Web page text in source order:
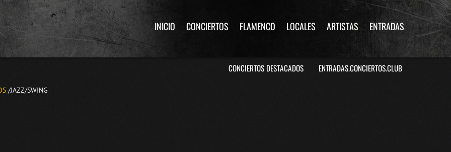
INICIO CONCIERTOS FLAMENCO LOCALES ARTISTAS ENTRADAS
CONCIERTOS DESTACADOS ENTRADAS.CONCIERTOS.CLUB
/JAZZ/SWING